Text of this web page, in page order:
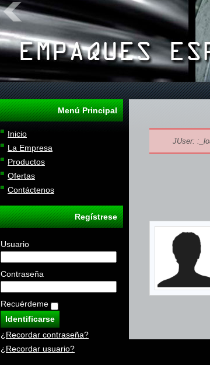
Menú Principal
Inicio
La Empresa
Productos
Ofertas
Contáctenos
Regístrese
Usuario
Contraseña
Recuérdeme
¿Recordar contraseña?
¿Recordar usuario?
JUser: